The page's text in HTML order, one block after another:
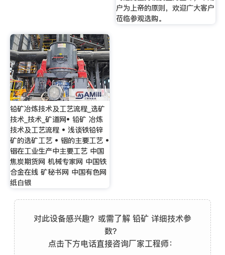
户为上帝的原则，欢迎广大客户
莅临参观选购。
铅矿冶炼技术及工艺流程_选矿
技术_技术_矿道网• 铅矿 冶炼
技术及工艺流程 • 浅谈铁铅锌
矿的选矿工艺 • 铟的主要工艺 •
铟在工业生产中主要工艺 中国
焦炭期货网 机械专家网 中国铁
合金在线 矿秘书网 中国有色网
纸白银
对此设备感兴趣？或需了解 铅矿 详细技术参
数？
点击下方电话直接咨询厂家工程师：